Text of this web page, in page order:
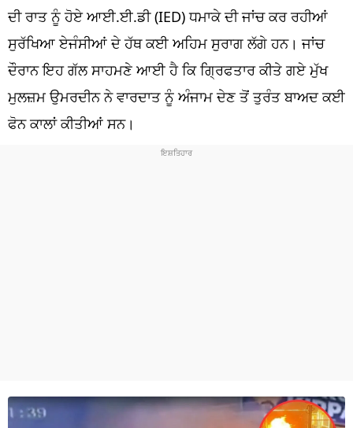
ਲਾਈਫ ਸਟਾਈਲ
ਪੰਜਾਬ
ਧਰਮ
ਖੇਡਾਂ
ਦੀ ਰਾਤ ਨੂੰ ਹੋਏ ਆਈ.ਈ.ਡੀ (IED) ਧਮਾਕੇ ਦੀ ਜਾਂਚ ਕਰ ਰਹੀਆਂ
ਸੁਰੱਖਿਆ ਏਜੰਸੀਆਂ ਦੇ ਹੱਥ ਕਈ ਅਹਿਮ ਸੁਰਾਗ ਲੱਗੇ ਹਨ। ਜਾਂਚ
ਦੌਰਾਨ ਇਹ ਗੱਲ ਸਾਹਮਣੇ ਆਈ ਹੈ ਕਿ ਗ੍ਰਿਫਤਾਰ ਕੀਤੇ ਗਏ ਮੁੱਖ
ਮੁਲਜ਼ਮ ਉਮਰਦੀਨ ਨੇ ਵਾਰਦਾਤ ਨੂੰ ਅੰਜਾਮ ਦੇਣ ਤੋਂ ਤੁਰੰਤ ਬਾਅਦ ਕਈ
ਫੋਨ ਕਾਲਾਂ ਕੀਤੀਆਂ ਸਨ।